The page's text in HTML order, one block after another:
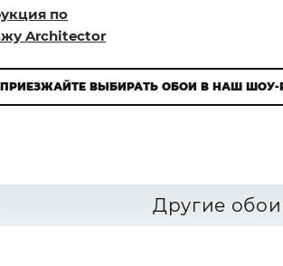
по
Architector
ПРИЕЗЖАЙТЕ ВЫБИРАТЬ ОБОИ В НАШ ШОУ-
Другие